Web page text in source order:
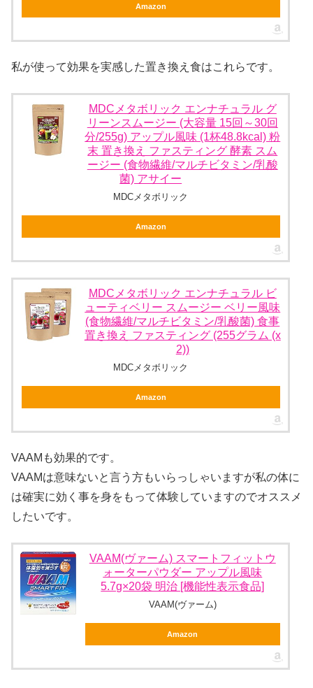
Amazon
私が使って効果を実感した置き換え食はこれらです。
MDCメタボリック エンナチュラル グ
リーンスムージー (大容量 15回～30回
分/255g) アップル風味 (1杯48.8kcal) 粉
末 置き換え ファスティング 酵素 スム
ージー (食物繊維/マルチビタミン/乳酸
菌) アサイー
MDCメタボリック
Amazon
MDCメタボリック エンナチュラル ビ
ューティベリー スムージー ベリー風味
(食物繊維/マルチビタミン/乳酸菌) 食事
置き換え ファスティング (255グラム (x
2))
MDCメタボリック
Amazon
VAAMも効果的です。
VAAMは意味ないと言う方もいらっしゃいますが私の体に
は確実に効く事を身をもって体験していますのでオススメ
したいです。
VAAM(ヴァーム) スマートフィットウ
ォーターパウダー アップル風味
5.7g×20袋 明治 [機能性表示食品]
VAAM(ヴァーム)
Amazon